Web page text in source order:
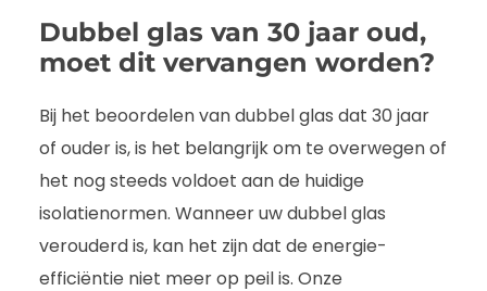
Dubbel glas van 30 jaar oud,
moet dit vervangen worden?
Bij het beoordelen van dubbel glas dat 30 jaar
of ouder is, is het belangrijk om te overwegen of
het nog steeds voldoet aan de huidige
isolatienormen. Wanneer uw dubbel glas
verouderd is, kan het zijn dat de energie-
efficiëntie niet meer op peil is. Onze